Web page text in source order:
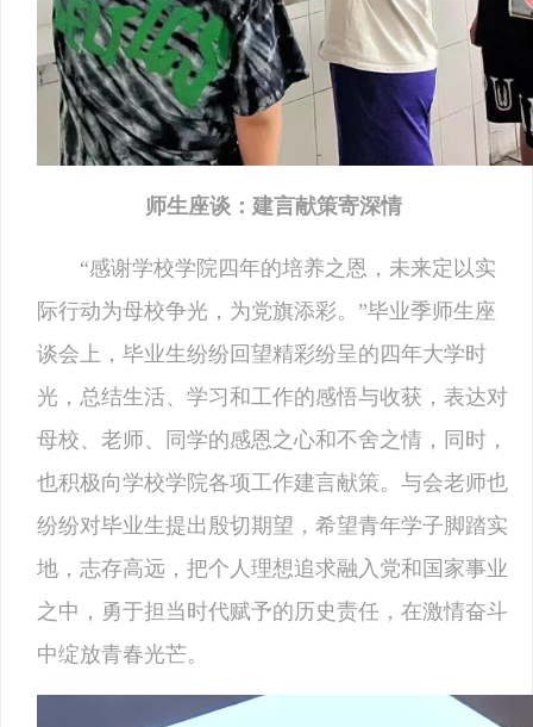
师生座谈：建言献策寄深情
“感谢学校学院四年的培养之恩，未来定以实
际行动为母校争光，为党旗添彩。”毕业季师生座
谈会上，毕业生纷纷回望精彩纷呈的四年大学时
光，总结生活、学习和工作的感悟与收获，表达对
母校、老师、同学的感恩之心和不舍之情，同时，
也积极向学校学院各项工作建言献策。与会老师也
纷纷对毕业生提出殷切期望，希望青年学子脚踏实
地，志存高远，把个人理想追求融入党和国家事业
之中，勇于担当时代赋予的历史责任，在激情奋斗
中绽放青春光芒。